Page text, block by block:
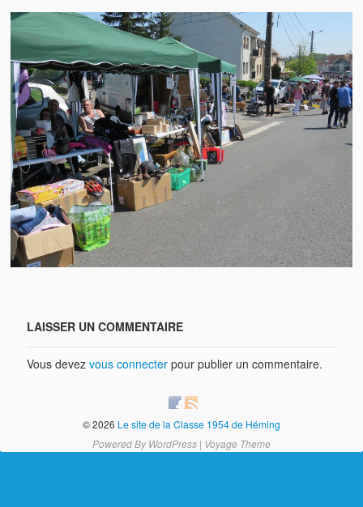
La Classe 1954
Présentation
Les membres
Nos partenaires
Brocante
Salon multi-collections
Autres animations
La fête foraine
20 ans, ça se fête ! Souvenirs de 2009…
2014, les 25 ans de l’association
17/05/2015 : LA vidéo souvenir 2015
LAISSER UN COMMENTAIRE
Vous devezvous connecter pour publier un commentaire.
© 2026 Le site de la Classe 1954 de Héming
Powered By WordPress| Voyage Theme